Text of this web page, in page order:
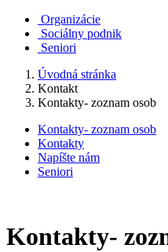
Organizácie
Sociálny podnik
Seniori
Úvodná stránka
Kontakt
Kontakty- zoznam osob
Kontakty- zoznam osob
Kontakty
Napíšte nám
Seniori
Kontakty-